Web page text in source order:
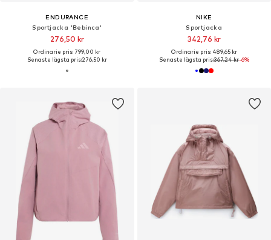
ENDURANCE
Sportjacka 'Bebinca'
276,50 kr
Ordinarie pris: 799,00 kr
Senaste lägsta pris:276,50 kr
NIKE
Sportjacka
342,76 kr
Ordinarie pris: 489,65 kr
Senaste lägsta pris:367,24 kr-6%